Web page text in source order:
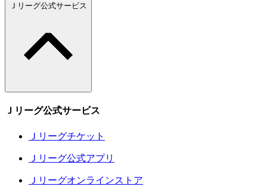
Ｊリーグ公式サービス
Ｊリーグ公式サービス
Ｊリーグチケット
Ｊリーグ公式アプリ
Ｊリーグオンラインストア